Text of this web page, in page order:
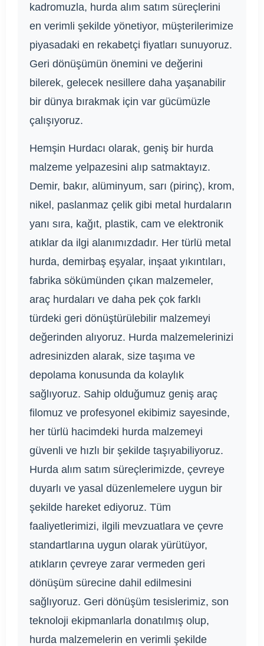
kadromuzla, hurda alım satım süreçlerini
en verimli şekilde yönetiyor, müşterilerimize
piyasadaki en rekabetçi fiyatları sunuyoruz.
Geri dönüşümün önemini ve değerini
bilerek, gelecek nesillere daha yaşanabilir
bir dünya bırakmak için var gücümüzle
çalışıyoruz.
Hemşin Hurdacı olarak, geniş bir hurda
malzeme yelpazesini alıp satmaktayız.
Demir, bakır, alüminyum, sarı (pirinç), krom,
nikel, paslanmaz çelik gibi metal hurdaların
yanı sıra, kağıt, plastik, cam ve elektronik
atıklar da ilgi alanımızdadır. Her türlü metal
hurda, demirbaş eşyalar, inşaat yıkıntıları,
fabrika sökümünden çıkan malzemeler,
araç hurdaları ve daha pek çok farklı
türdeki geri dönüştürülebilir malzemeyi
değerinden alıyoruz. Hurda malzemelerinizi
adresinizden alarak, size taşıma ve
depolama konusunda da kolaylık
sağlıyoruz. Sahip olduğumuz geniş araç
filomuz ve profesyonel ekibimiz sayesinde,
her türlü hacimdeki hurda malzemeyi
güvenli ve hızlı bir şekilde taşıyabiliyoruz.
Hurda alım satım süreçlerimizde, çevreye
duyarlı ve yasal düzenlemelere uygun bir
şekilde hareket ediyoruz. Tüm
faaliyetlerimizi, ilgili mevzuatlara ve çevre
standartlarına uygun olarak yürütüyor,
atıkların çevreye zarar vermeden geri
dönüşüm sürecine dahil edilmesini
sağlıyoruz. Geri dönüşüm tesislerimiz, son
teknoloji ekipmanlarla donatılmış olup,
hurda malzemelerin en verimli şekilde